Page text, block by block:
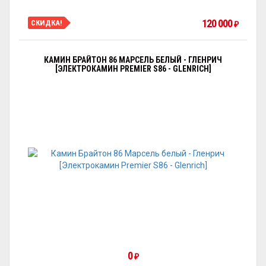
СКИДКА! 120 000₽
КАМИН БРАЙТОН 86 МАРСЕЛЬ БЕЛЫЙ - ГЛЕНРИЧ
[ЭЛЕКТРОКАМИН PREMIER S86 - GLENRICH]
0₽